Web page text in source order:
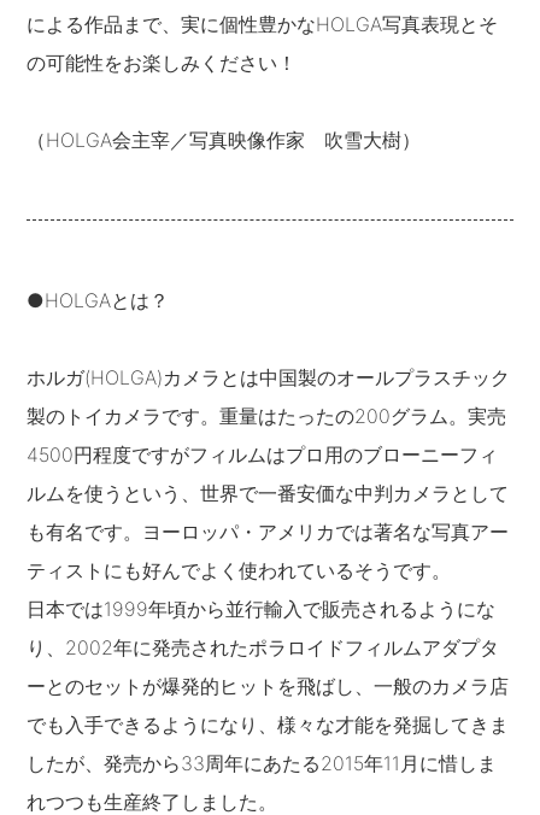
による作品まで、実に個性豊かなHOLGA写真表現とそ
の可能性をお楽しみください！
（HOLGA会主宰／写真映像作家 吹雪大樹）
●HOLGAとは？
ホルガ(HOLGA)カメラとは中国製のオールプラスチック
製のトイカメラです。重量はたったの200グラム。実売
4500円程度ですがフィルムはプロ用のブローニーフィ
ルムを使うという、世界で一番安価な中判カメラとして
も有名です。ヨーロッパ・アメリカでは著名な写真アー
ティストにも好んでよく使われているそうです。
日本では1999年頃から並行輸入で販売されるようにな
り、2002年に発売されたポラロイドフィルムアダプタ
ーとのセットが爆発的ヒットを飛ばし、一般のカメラ店
でも入手できるようになり、様々な才能を発掘してきま
したが、発売から33周年にあたる2015年11月に惜しま
れつつも生産終了しました。